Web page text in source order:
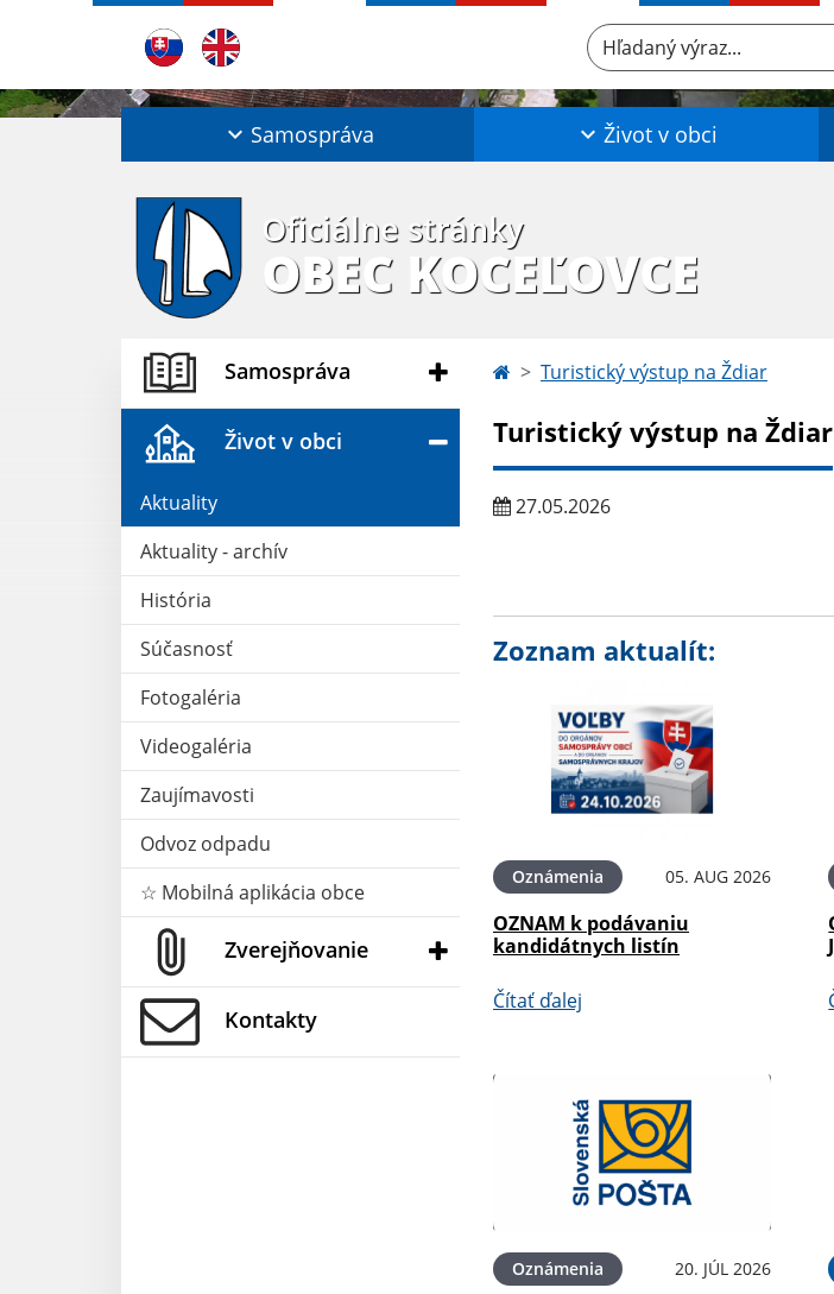
Hľadaný výraz...
Samospráva Život v obci
Oficiálne stránky
OBEC KOCEĽOVCE
Samospráva
Život v obci
Aktuality
Aktuality - archív
História
Súčasnosť
Fotogaléria
Videogaléria
Zaujímavosti
Odvoz odpadu
☆ Mobilná aplikácia obce
Zverejňovanie
Kontakty
Turistický výstup na Ždiar
Turistický výstup na Ždiar
27.05.2026
Zoznam aktualít:
Oznámenia 05. AUG 2026
OZNAM k podávaniu
kandidátnych listín
Čítať ďalej
Oznámenia 20. JÚL 2026